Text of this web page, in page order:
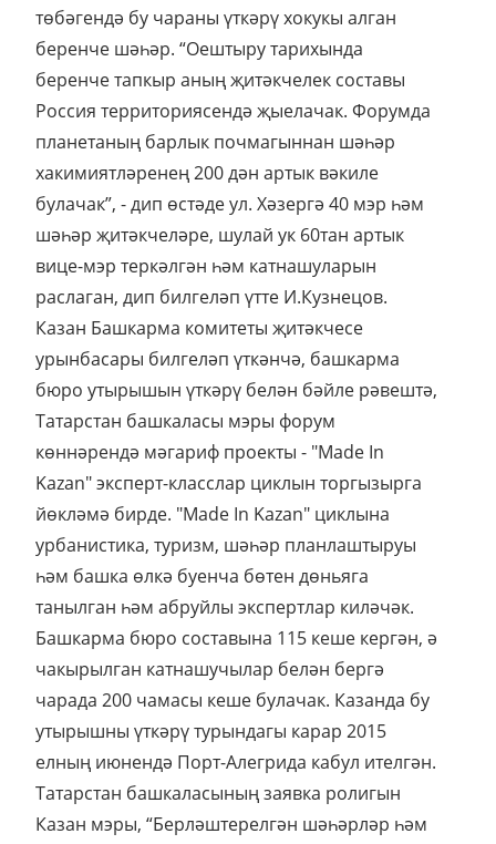
төбәгендә бу чараны үткәрү хокукы алган
беренче шәһәр. “Оештыру тарихында
беренче тапкыр аның җитәкчелек составы
Россия территориясендә җыелачак. Форумда
планетаның барлык почмагыннан шәһәр
хакимиятләренең 200 дән артык вәкиле
булачак”, - дип өстәде ул. Хәзергә 40 мэр һәм
шәһәр җитәкчеләре, шулай ук 60тан артык
вице-мэр теркәлгән һәм катнашуларын
раслаган, дип билгеләп үтте И.Кузнецов.
Казан Башкарма комитеты җитәкчесе
урынбасары билгеләп үткәнчә, башкарма
бюро утырышын үткәрү белән бәйле рәвештә,
Татарстан башкаласы мэры форум
көннәрендә мәгариф проекты - "Made In
Kazan" эксперт-класслар циклын торгызырга
йөкләмә бирде. "Made In Kazan" циклына
урбанистика, туризм, шәһәр планлаштыруы
һәм башка өлкә буенча бөтен дөньяга
танылган һәм абруйлы экспертлар киләчәк.
Башкарма бюро составына 115 кеше кергән, ә
чакырылган катнашучылар белән бергә
чарада 200 чамасы кеше булачак. Казанда бу
утырышны үткәрү турындагы карар 2015
елның июнендә Порт-Алегрида кабул ителгән.
Татарстан башкаласының заявка ролигын
Казан мэры, “Берләштерелгән шәһәрләр һәм